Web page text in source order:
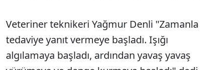
Veteriner teknikeri Yağmur Denli "Zamanla
tedaviye yanıt vermeye başladı. Işığı
algılamaya başladı, ardından yavaş yavaş